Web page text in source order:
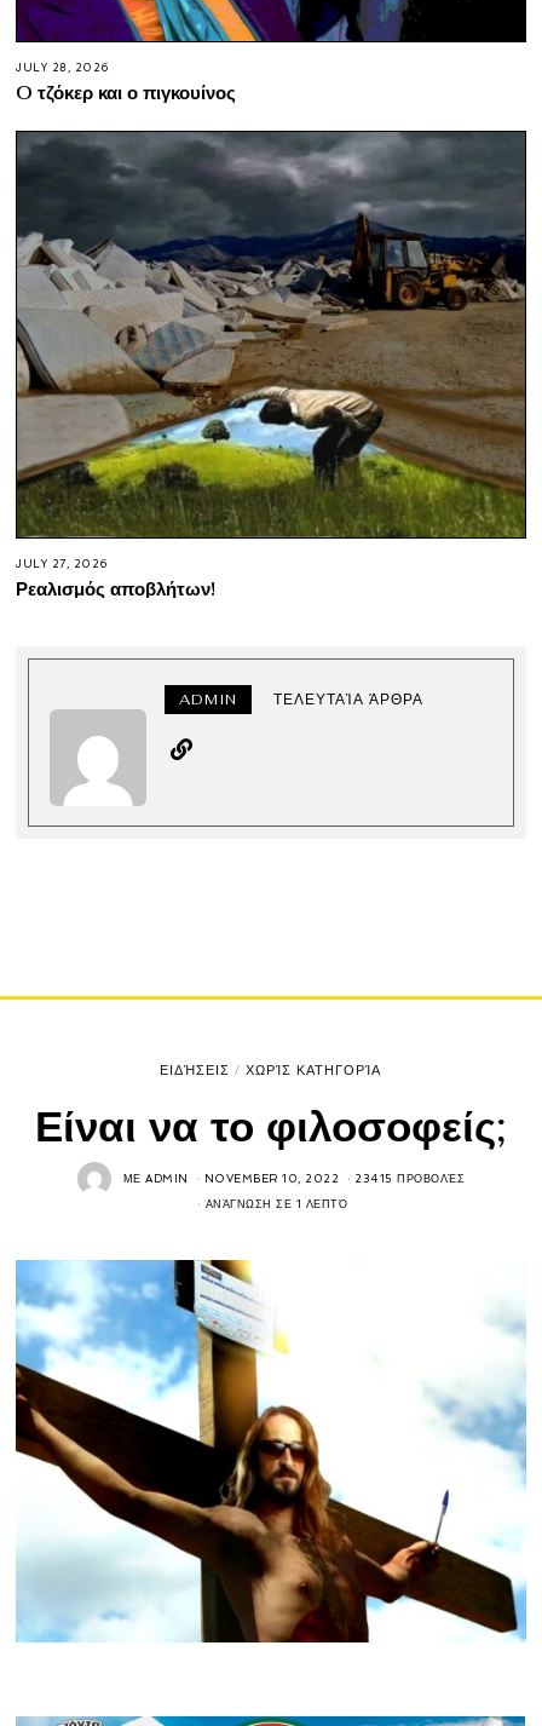
JULY 28, 2026
O τζόκερ και ο πιγκουίνος
JULY 27, 2026
Ρεαλισμός αποβλήτων!
ADMIN ΤΕΛΕΥΤΑΊΑ ΆΡΘΡΑ
ΕΙΔΉΣΕΙΣ / ΧΩΡΊΣ ΚΑΤΗΓΟΡΊΑ
Είναι να το φιλοσοφείς;
ΜΕADMIN NOVEMBER 10, 2022 23415 ΠΡΟΒΟΛΈΣ
ΑΝΆΓΝΩΣΗ ΣΕ 1 ΛΕΠΤΌ